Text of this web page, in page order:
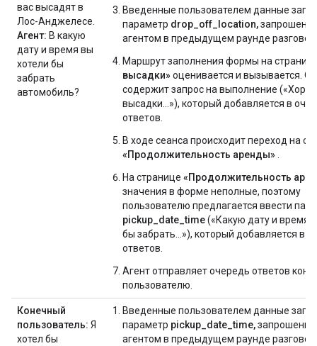
вас высадят в
Лос-Анджелесе.
Агент: В какую
дату и время вы
хотели бы
забрать
автомобиль?
Введенные пользователем данные
параметр drop_off_location,
агентом в предыдущем раунде
Маршрут заполнения формы на
высадки»оценивается и вызывается. Он
содержит запрос на выполнение
высадки...»), который добавляется в
ответов.
В ходе сеанса происходит переход на
«Продолжительность аренды»
На странице «Продолжительность
значения в форме неполные, поэтому
пользователю предлагается ввести
pickup_date_time(«Какую дату и время
бы забрать...»), который добавляется в
ответов.
Агент отправляет очередь ответов
пользователю.
Конечный
пользователь: Я
хотел бы
Введенные пользователем данные
параметр pickup_date_time,
агентом в предыдущем раунде